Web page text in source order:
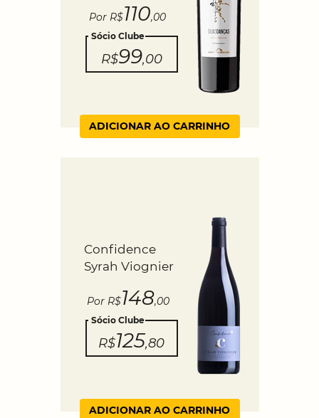
Por R$110,00
Sócio Clube
R$99,00
ADICIONAR AO CARRINHO
Confidence
Syrah Viognier
Por R$148,00
Sócio Clube
R$125,80
ADICIONAR AO CARRINHO